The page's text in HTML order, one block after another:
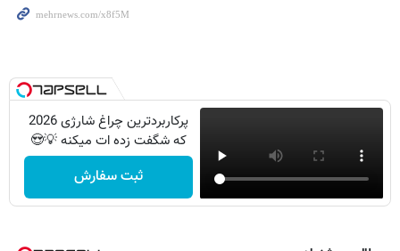
پرکاربردترین چراغ شارژی 2026
که شگفت زده ات میکنه 💡😍
ثبت سفارش